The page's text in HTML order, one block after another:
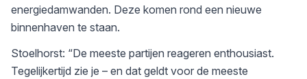
energiedamwanden. Deze komen rond een nieuwe
binnenhaven te staan.
Stoelhorst: “De meeste partijen reageren enthousiast.
Tegelijkertijd zie je – en dat geldt voor de meeste